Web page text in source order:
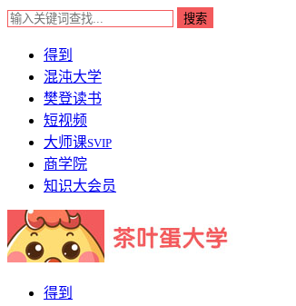
得到
混沌大学
樊登读书
短视频
大师课SVIP
商学院
知识大会员
得到